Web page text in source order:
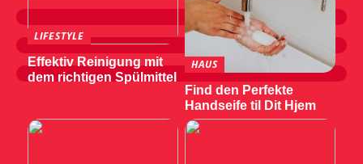
LIFESTYLE
Effektiv Reinigung mit
dem richtigen Spülmittel
HAUS
Find den Perfekte
Handseife til Dit Hjem